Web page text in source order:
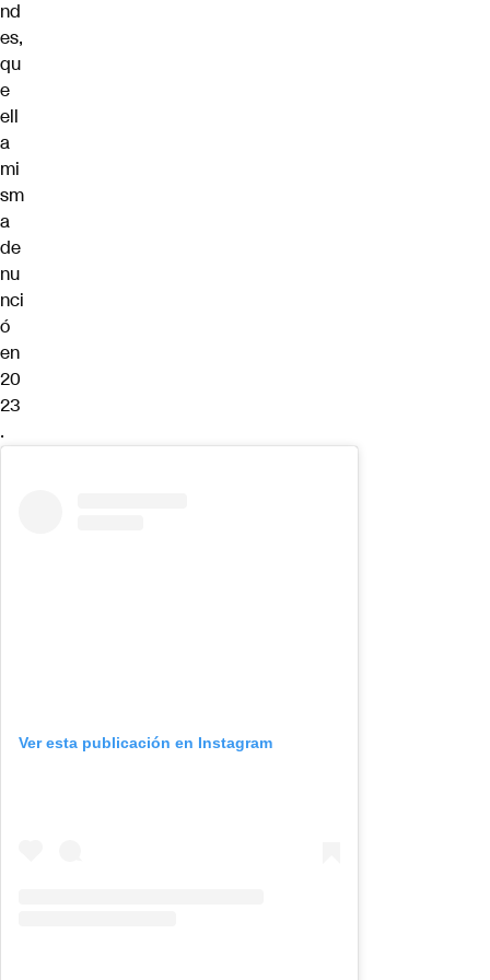
nd
es,
qu
e
ell
a
mi
sm
a
de
nu
nci
ó
en
20
23
.
Ver esta publicación en Instagram